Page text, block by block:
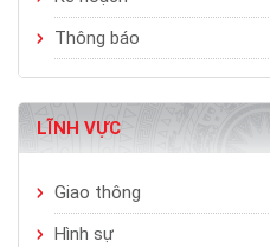
Thông báo
LĨNH VỰC
Giao thông
Hình sự